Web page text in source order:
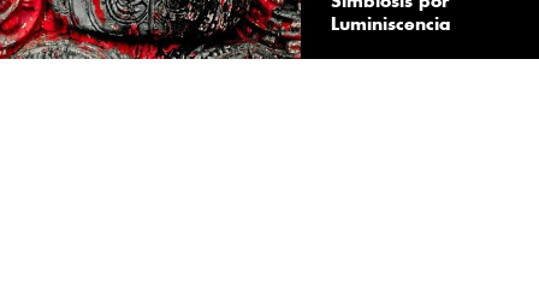
Luminiscencia